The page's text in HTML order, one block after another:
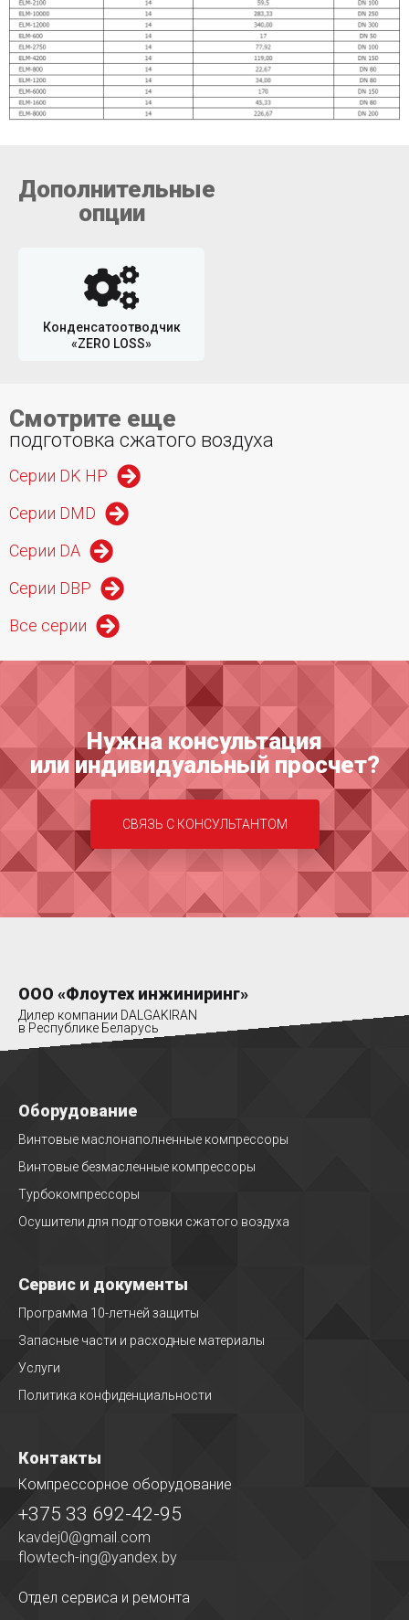
Дополнительные
опции
Конденсатоотводчик
«ZERO LOSS»
Смотрите еще
подготовка сжатого воздуха
Серии DK HP
Серии DMD
Серии DA
Серии DBP
Все серии
Нужна консультация
или индивидуальный просчет?
СВЯЗЬ С КОНСУЛЬТАНТОМ
ООО «Флоутех инжиниринг»
Дилер компании DALGAKIRAN
в Республике Беларусь
Оборудование
Винтовые маслонаполненные компрессоры
Винтовые безмасленные компрессоры
Турбокомпрессоры
Осушители для подготовки сжатого воздуха
Сервис и документы
Программа 10-летней защиты
Запасные части и расходные материалы
Услуги
Политика конфиденциальности
Контакты
Компрессорное оборудование
+375 33 692-42-95
kavdej0@gmail.com
flowtech-ing@yandex.by
Отдел сервиса и ремонта